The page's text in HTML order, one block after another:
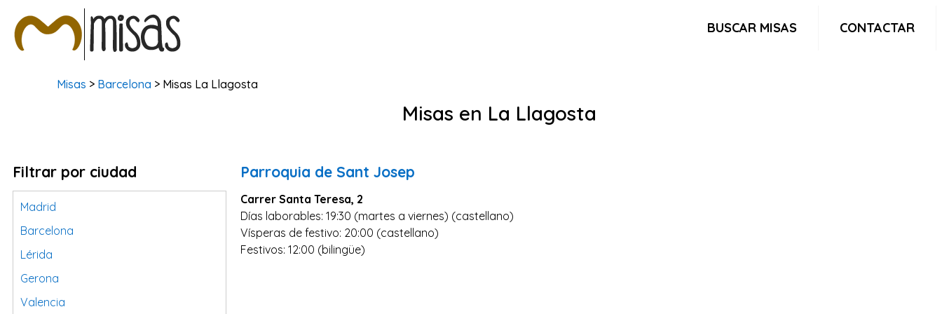
BUSCAR MISAS CONTACTAR
Misas > Barcelona > Misas La Llagosta
Misas en La Llagosta
Filtrar por ciudad
Madrid
Barcelona
Lérida
Gerona
Valencia
Parroquia de Sant Josep
Carrer Santa Teresa, 2
Días laborables: 19:30 (martes a viernes) (castellano)
Vísperas de festivo: 20:00 (castellano)
Festivos: 12:00 (bilingüe)